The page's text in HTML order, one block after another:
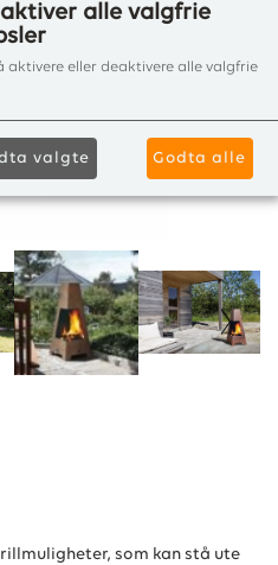
som kan stå ute
alle valgfrie
aktivere eller deaktivere alle valgfrie
valgte Godta alle